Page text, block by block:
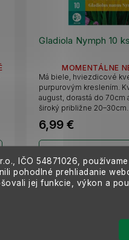
IČO 54871026,
pohodlné prehliadanie
jej funkcie, výkon a
Gladiola Nymph 10
MOMENTÁLNE
6,99 €
Má biele, hviezdicové
purpurovým kreslením.
august, dorastá do 70cm
široký približne